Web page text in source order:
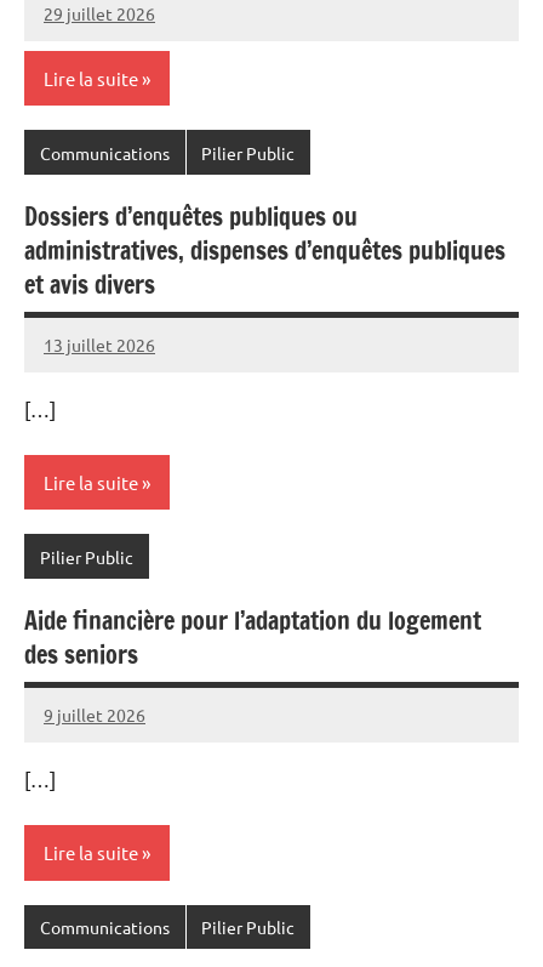
29 juillet 2026
Commune
Lire la suite
Communications Pilier Public
Dossiers d’enquêtes publiques ou
administratives, dispenses d’enquêtes publiques
et avis divers
13 juillet 2026
Commune
[…]
Lire la suite
Pilier Public
Aide financière pour l’adaptation du logement
des seniors
9 juillet 2026
Commune
[…]
Lire la suite
Communications Pilier Public